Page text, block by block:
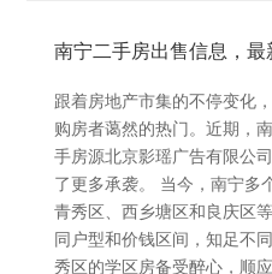
南宁二手房出售信息，最
跟着房地产市集的不停变化
购房者蔼然的热门。近期，
手房源北京影瑶广告有限公
了更多承袭。 当今，南宁多
青秀区、西乡塘区和良庆区
同户型和价钱区间，知足不
秀区的学区房备受醉心，顺